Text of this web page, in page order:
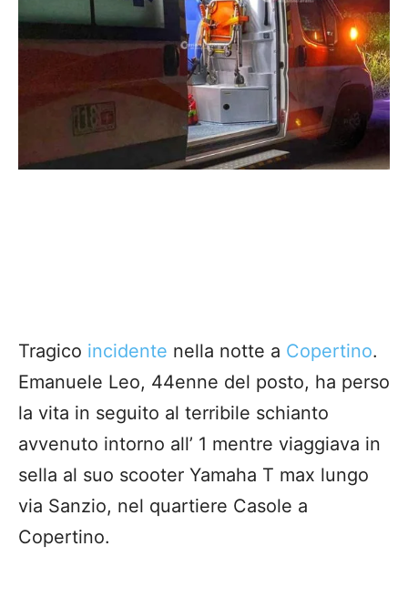
Tragico incidente nella notte a Copertino.
Emanuele Leo, 44enne del posto, ha perso
la vita in seguito al terribile schianto
avvenuto intorno all’ 1 mentre viaggiava in
sella al suo scooter Yamaha T max lungo
via Sanzio, nel quartiere Casole a
Copertino.